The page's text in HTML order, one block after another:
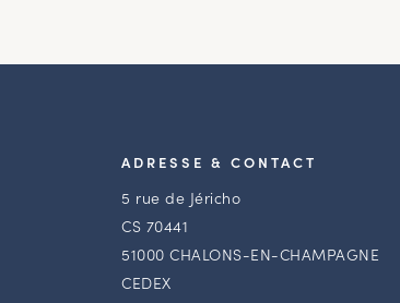
ADRESSE & CONTACT
5 rue de Jéricho
CS 70441
51000 CHALONS-EN-CHAMPAGNE
CEDEX